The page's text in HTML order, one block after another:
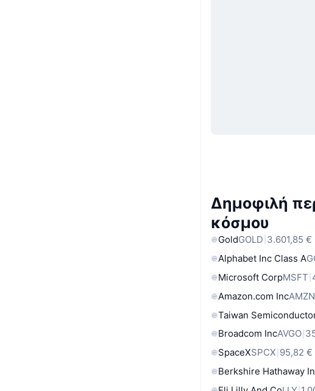
Δημοφιλή
κόσμου
GoldGOLD 3.601,85 €
Alphabet Inc Class A
Microsoft CorpMSFT
Amazon.com IncAMZN
Taiwan
Broadcom IncAVGO
SpaceXSPCX 95,82 €
Berkshire Hathaway